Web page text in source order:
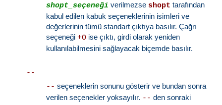
shopt_seçeneği verilmezse shopt tarafından
kabul edilen kabuk seçeneklerinin isimleri ve
değerlerinin tümü standart çıktıya basılır. Çağrı
seçeneği+O ise çıktı, girdi olarak yeniden
kullanılabilmesini sağlayacak biçemde basılır.
--
-- seçeneklerin sonunu gösterir ve bundan sonra
verilen seçenekler yoksayılır. -- den sonraki